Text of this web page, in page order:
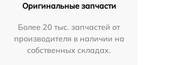
Оригинальные запчасти
Более 20 тыс. запчастей от
производителя в наличии на
собственных складах.